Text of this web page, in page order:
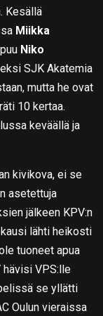
Kesällä
Miikka
Niko
SJK Akatemia
mutta he ovat
10 kertaa.
keväällä ja
kivikova, ei se
asetettuja
jälkeen KPV:n
lähti heikosti
tuoneet apua
VPS:lle
se yllätti
Oulun vieraissa